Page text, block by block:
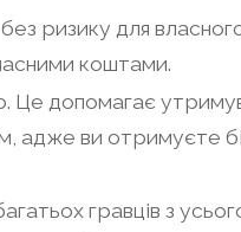
ризику для
коштами.
Це допомагає
адже ви отримуєте
гравців з